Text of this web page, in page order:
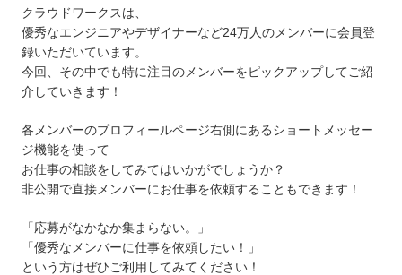
クラウドワークスは、
優秀なエンジニアやデザイナーなど24万人のメンバーに会員登
録いただいています。
今回、その中でも特に注目のメンバーをピックアップしてご紹
介していきます！
各メンバーのプロフィールページ右側にあるショートメッセー
ジ機能を使って
お仕事の相談をしてみてはいかがでしょうか？
非公開で直接メンバーにお仕事を依頼することもできます！
「応募がなかなか集まらない。」
「優秀なメンバーに仕事を依頼したい！」
という方はぜひご利用してみてください！